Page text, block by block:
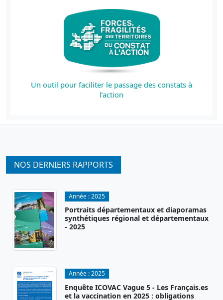
Un outil pour faciliter le passage des constats à
l’action
NOS DERNIERS RAPPORTS
Année :2025
Portraits départementaux et diaporamas
synthétiques régional et départementaux
- 2025
Année :2025
Enquête ICOVAC Vague 5 - Les Français.es
et la vaccination en 2025 : obligations